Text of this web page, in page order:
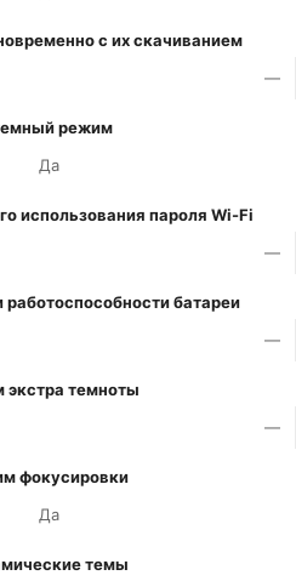
с их скачиванием
—
режим
Да
использования пароля Wi-Fi
—
батареи
—
экстра темноты
—
фокусировки
Да
темы